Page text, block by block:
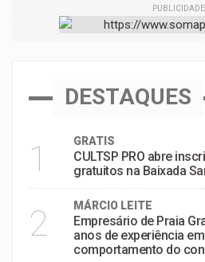
PUBLICIDADE
DESTAQUES
1 GRATIS
CULTSP PRO abre
gratuitos na Baixada
2 MÁRCIO LEITE
Empresário de Praia
anos de experiência
comportamento do